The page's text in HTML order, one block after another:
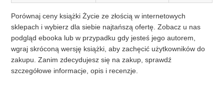
Porównaj ceny książki Życie ze złością w internetowych
sklepach i wybierz dla siebie najtańszą ofertę. Zobacz u nas
podgląd ebooka lub w przypadku gdy jesteś jego autorem,
wgraj skróconą wersję książki, aby zachęcić użytkowników do
zakupu. Zanim zdecydujesz się na zakup, sprawdź
szczegółowe informacje, opis i recenzje.